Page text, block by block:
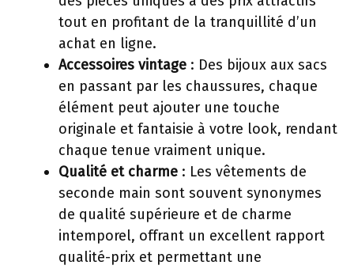
tout en profitant de la tranquillité d’un
achat en ligne.
Accessoires vintage : Des bijoux aux sacs
en passant par les chaussures, chaque
élément peut ajouter une touche
originale et fantaisie à votre look, rendant
chaque tenue vraiment unique.
Qualité et charme : Les vêtements de
seconde main sont souvent synonymes
de qualité supérieure et de charme
intemporel, offrant un excellent rapport
qualité-prix et permettant une